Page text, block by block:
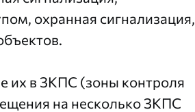
охранная сигнализация,
их в ЗКПС (зоны контроля
на несколько ЗКПС